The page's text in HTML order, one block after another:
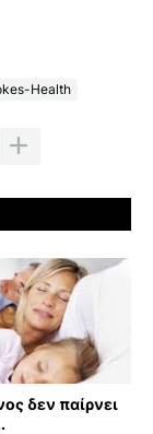
Health
δεν παίρνει